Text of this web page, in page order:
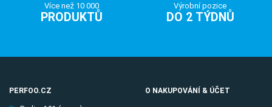
Více než 10 000
PRODUKTŮ
Výrobní pozice
DO 2 TÝDNŮ
PERFOO.CZ O NAKUPOVÁNÍ & ÚČET